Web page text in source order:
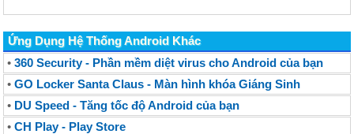
Ứng Dụng Hệ Thống Android Khác
• 360 Security - Phần mềm diệt virus cho Android của bạn
• GO Locker Santa Claus - Màn hình khóa Giáng Sinh
• DU Speed - Tăng tốc độ Android của bạn
• CH Play - Play Store